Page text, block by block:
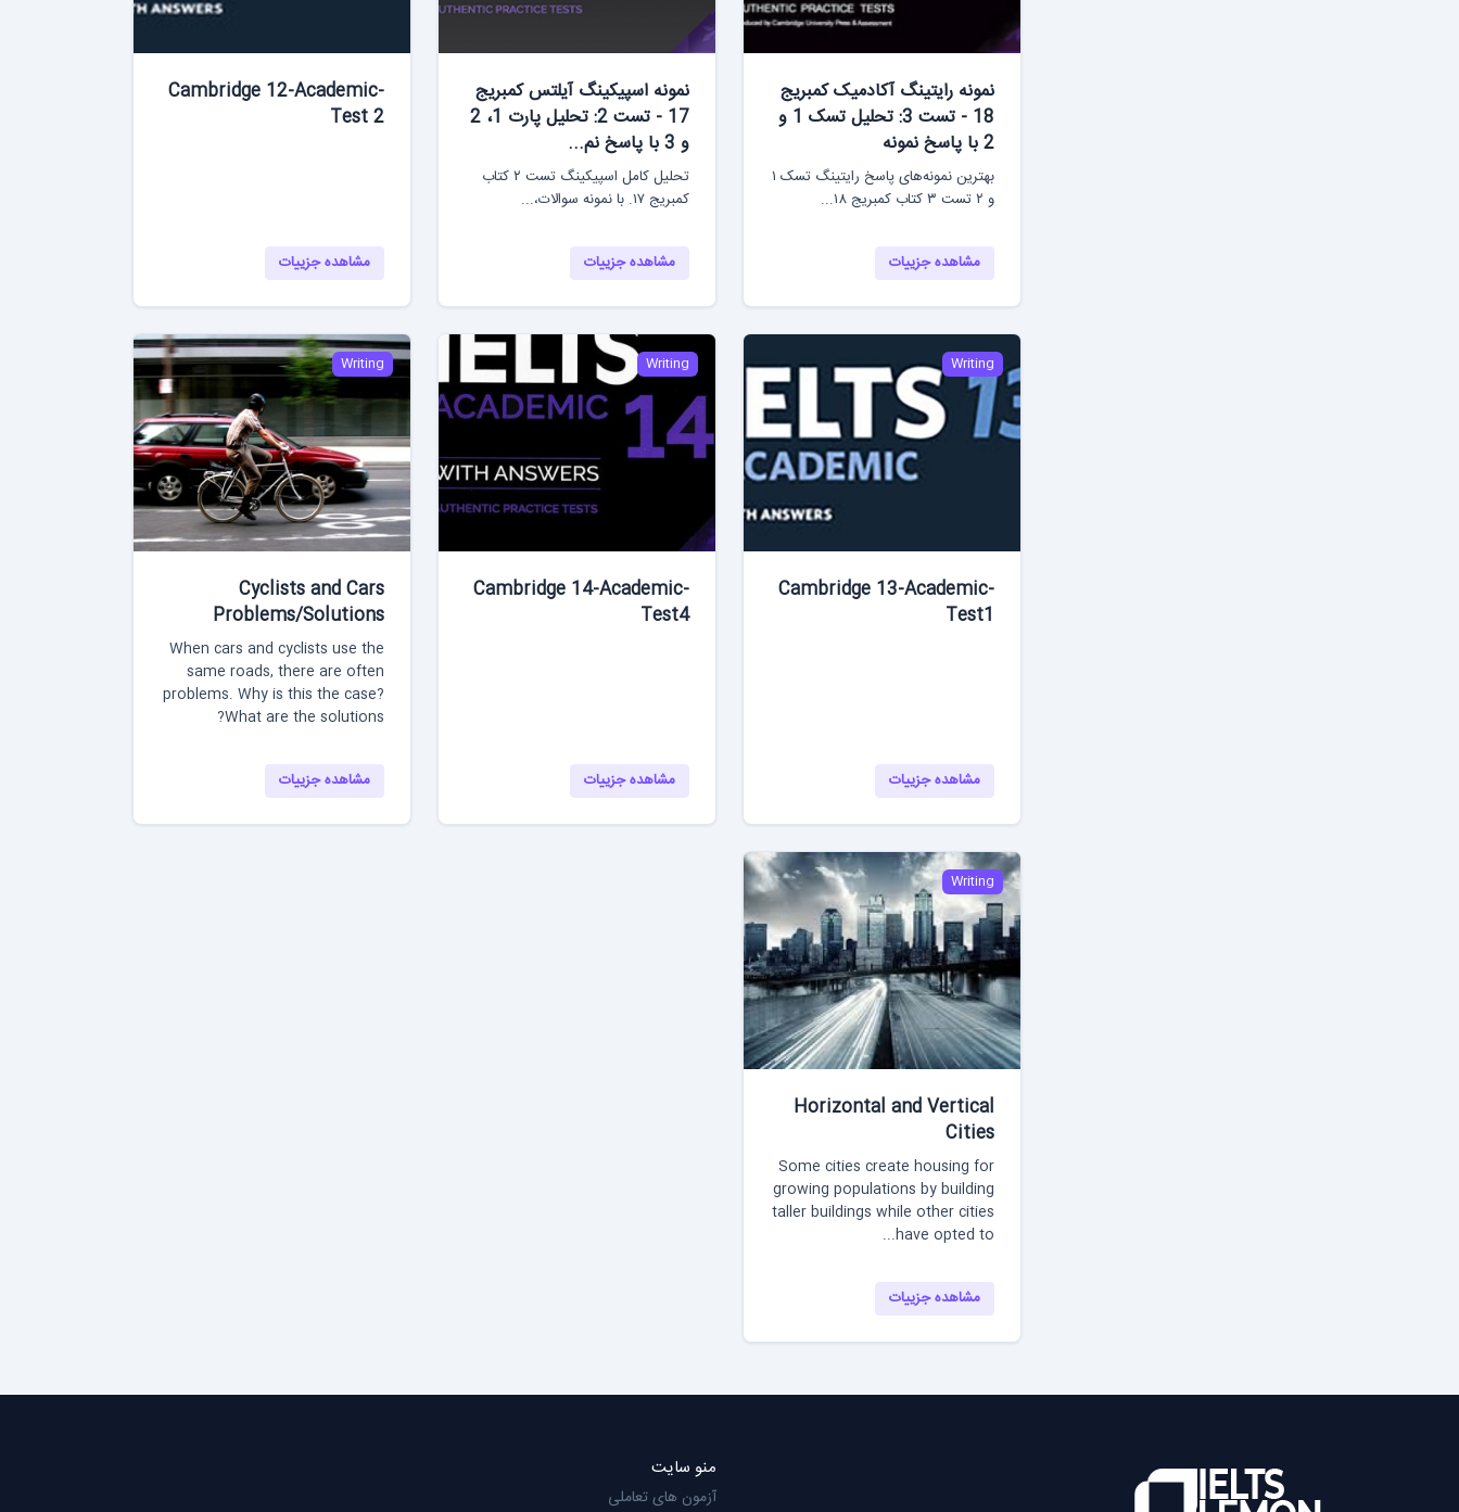
نمونه رایتینگ آکادمیک کمبریج
18 - تست 3: تحلیل تسک 1 و
2 با پاسخ نمونه
بهترین نمونه‌های پاسخ رایتینگ تسک ۱
و ۲ تست ۳ کتاب کمبریج ۱۸...
مشاهده جزییات
نمونه اسپیکینگ آیلتس کمبریج
17 - تست 2: تحلیل پارت 1، 2
و 3 با پاسخ نم...
تحلیل کامل اسپیکینگ تست ۲ کتاب
کمبریج ۱۷. با نمونه سوالات،...
مشاهده جزییات
Cambridge 12-Academic-
Test 2
مشاهده جزییات
Writing
Cambridge 13-Academic-
Test1
مشاهده جزییات
Writing
Cambridge 14-Academic-
Test4
مشاهده جزییات
Writing
Cyclists and Cars
Problems/Solutions
When cars and cyclists use the
same roads, there are often
problems. Why is this the case?
What are the solutions?
مشاهده جزییات
Writing
Horizontal and Vertical
Cities
Some cities create housing for
growing populations by building
taller buildings while other cities
have opted to...
مشاهده جزییات
منو سایت
آزمون های تعاملی